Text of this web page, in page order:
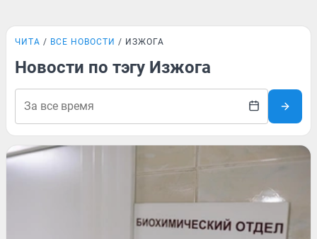
ЧИТА ВСЕ НОВОСТИ ИЗЖОГА
Новости по тэгу Изжога